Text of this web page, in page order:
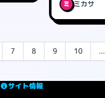
ミ ミカサ
7 8 9 10 ...
サイト情報